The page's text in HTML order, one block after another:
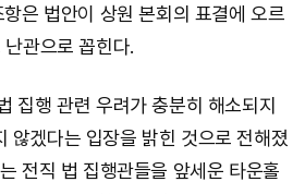
은 법안이 상원 본회의 표결에 오르
관으로 꼽힌다.
집행 관련 우려가 충분히 해소되지
않겠다는 입장을 밝힌 것으로 전해졌
전직 법 집행관들을 앞세운 타운홀